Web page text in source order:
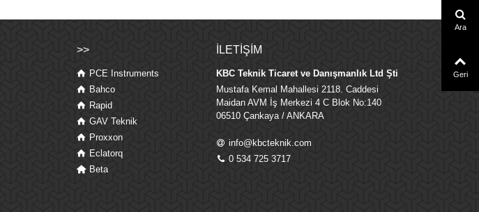
>>
PCE Instruments
Bahco
Rapid
GAV Teknik
Proxxon
Eclatorq
Beta
İLETIŞIM
KBC Teknik Ticaret ve Danışmanlık Ltd Şti
Mustafa Kemal Mahallesi 2118. Caddesi
Maidan AVM İş Merkezi 4 C Blok No:140
06510 Çankaya / ANKARA
info@kbcteknik.com
0 534 725 3717
Ara
Geri